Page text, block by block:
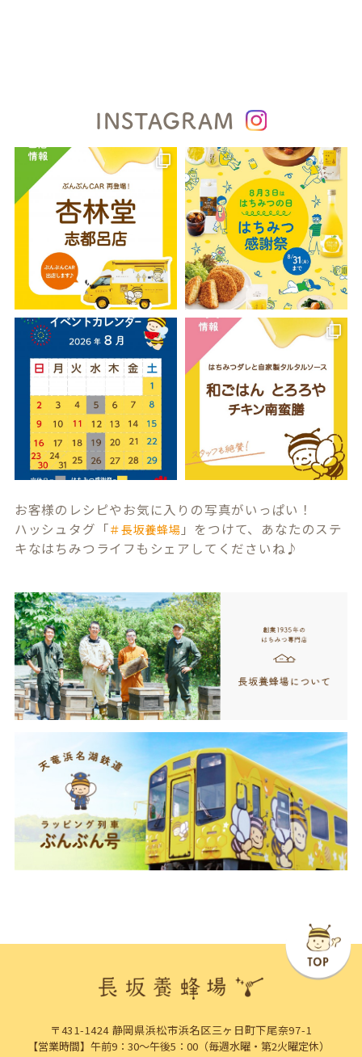
INSTAGRAM
お客様のレシピやお気に入りの写真がいっぱい！
ハッシュタグ「＃長坂養蜂場 」をつけて、あなたのステ
キなはちみつライフもシェアしてくださいね♪
〒431-1424 静岡県浜松市浜名区三ヶ日町下尾奈97-1
【営業時間】午前9：30～午後5：00（毎週水曜・第2火曜定休）